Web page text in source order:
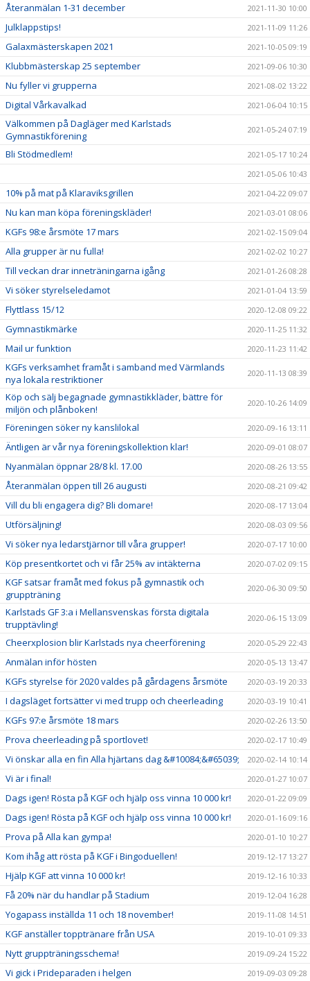
Återanmälan 1-31 december 2021-11-30 10:00
Julklappstips! 2021-11-09 11:26
Galaxmästerskapen 2021 2021-10-05 09:19
Klubbmästerskap 25 september 2021-09-06 10:30
Nu fyller vi grupperna 2021-08-02 13:22
Digital Vårkavalkad 2021-06-04 10:15
Välkommen på Dagläger med Karlstads
Gymnastikförening
2021-05-24 07:19
Bli Stödmedlem!
2021-05-17 10:24
2021-05-06 10:43
10% på mat på Klaraviksgrillen 2021-04-22 09:07
Nu kan man köpa föreningskläder! 2021-03-01 08:06
KGFs 98:e årsmöte 17 mars 2021-02-15 09:04
Alla grupper är nu fulla! 2021-02-02 10:27
Till veckan drar inneträningarna igång 2021-01-26 08:28
Vi söker styrelseledamot 2021-01-04 13:59
Flyttlass 15/12 2020-12-08 09:22
Gymnastikmärke 2020-11-25 11:32
Mail ur funktion 2020-11-23 11:42
KGFs verksamhet framåt i samband med Värmlands
nya lokala restriktioner
2020-11-13 08:39
Köp och sälj begagnade gymnastikkläder, bättre för
miljön och plånboken!
2020-10-26 14:09
Föreningen söker ny kanslilokal 2020-09-16 13:11
Äntligen är vår nya föreningskollektion klar! 2020-09-01 08:07
Nyanmälan öppnar 28/8 kl. 17.00 2020-08-26 13:55
Återanmälan öppen till 26 augusti 2020-08-21 09:42
Vill du bli engagera dig? Bli domare! 2020-08-17 13:04
Utförsäljning! 2020-08-03 09:56
Vi söker nya ledarstjärnor till våra grupper! 2020-07-17 10:00
Köp presentkortet och vi får 25% av intäkterna 2020-07-02 09:15
KGF satsar framåt med fokus på gymnastik och
gruppträning
2020-06-30 09:50
Karlstads GF 3:a i Mellansvenskas första digitala
trupptävling!
2020-06-15 13:09
Cheerxplosion blir Karlstads nya cheerförening 2020-05-29 22:43
Anmälan inför hösten 2020-05-13 13:47
KGFs styrelse för 2020 valdes på gårdagens årsmöte 2020-03-19 20:33
I dagsläget fortsätter vi med trupp och cheerleading 2020-03-19 10:41
KGFs 97:e årsmöte 18 mars 2020-02-26 13:50
Prova cheerleading på sportlovet! 2020-02-17 10:49
Vi önskar alla en fin Alla hjärtans dag &#10084;&#65039; 2020-02-14 10:14
Vi är i final! 2020-01-27 10:07
Dags igen! Rösta på KGF och hjälp oss vinna 10 000 kr! 2020-01-22 09:09
Dags igen! Rösta på KGF och hjälp oss vinna 10 000 kr! 2020-01-16 09:16
Prova på Alla kan gympa! 2020-01-10 10:27
Kom ihåg att rösta på KGF i Bingoduellen! 2019-12-17 13:27
Hjälp KGF att vinna 10 000 kr! 2019-12-16 10:33
Få 20% när du handlar på Stadium 2019-12-04 16:28
Yogapass inställda 11 och 18 november! 2019-11-08 14:51
KGF anställer topptränare från USA 2019-10-01 09:33
Nytt gruppträningsschema! 2019-09-24 15:22
Vi gick i Prideparaden i helgen 2019-09-03 09:28